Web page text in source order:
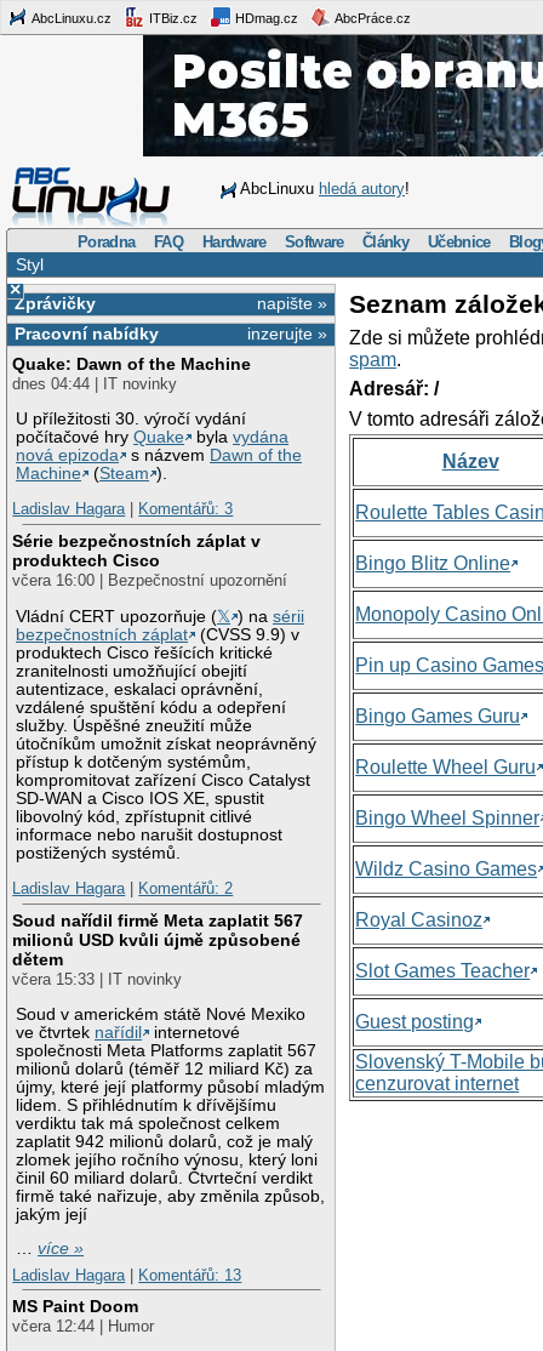
AbcLinuxu.cz ITBiz.cz HDmag.cz AbcPráce.cz
AbcLinuxu hledá autory!
Poradna FAQ Hardware Software Články Učebnice
Styl
×
napište »
Zprávičky
inzerujte »
Pracovní nabídky
Quake: Dawn of the Machine
dnes 04:44 | IT novinky
U příležitosti 30. výročí vydání
počítačové hryQuake bylavydána
nová epizoda
s názvem Dawn of the
Machine
(Steam ).
Ladislav Hagara| Komentářů: 3
Série bezpečnostních záplat v
produktech Cisco
včera 16:00 | Bezpečnostní upozornění
Vládní CERT upozorňuje (𝕏 ) nasérii
bezpečnostních záplat
(CVSS 9.9) v
produktech Cisco řešících kritické
zranitelnosti umožňující obejití
autentizace, eskalaci oprávnění,
vzdálené spuštění kódu a odepření
služby. Úspěšné zneužití může
útočníkům umožnit získat neoprávněný
přístup k dotčeným systémům,
kompromitovat zařízení Cisco Catalyst
SD-WAN a Cisco IOS XE, spustit
libovolný kód, zpřístupnit citlivé
informace nebo narušit dostupnost
postižených systémů.
Ladislav Hagara| Komentářů: 2
Soud nařídil firmě Meta zaplatit 567
milionů USD kvůli újmě způsobené
dětem
včera 15:33 | IT novinky
Soud v americkém státě Nové Mexiko
ve čtvrtek nařídil
internetové
společnosti Meta Platforms zaplatit 567
milionů dolarů (téměř 12 miliard Kč) za
újmy, které její platformy působí mladým
lidem. S přihlédnutím k dřívějšímu
verdiktu tak má společnost celkem
zaplatit 942 milionů dolarů, což je malý
zlomek jejího ročního výnosu, který loni
činil 60 miliard dolarů. Čtvrteční verdikt
firmě také nařizuje, aby změnila způsob,
jakým její
…více »
Ladislav Hagara
Komentářů: 13
MS Paint Doom
včera 12:44 | Humor
Seznam
Zde si můžete
spam.
Adresář: /
V tomto adresáři
Název
Roulette Tables
Bingo Blitz Online
Monopoly Casino
Pin up Casino
Bingo Games Guru
Roulette Wheel Guru
Bingo Wheel Spinner
Wildz Casino Games
Royal Casinoz
Slot Games Teacher
Guest posting
Slovenský T-Mobile
cenzurovat internet